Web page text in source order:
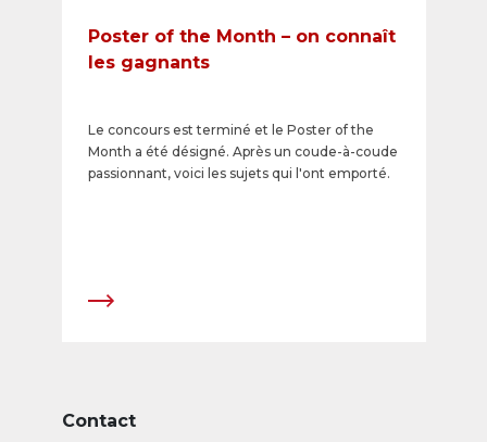
Poster of the Month – on connaît
les gagnants
Le concours est terminé et le Poster of the
Month a été désigné. Après un coude-à-coude
passionnant, voici les sujets qui l'ont emporté.​
Contact